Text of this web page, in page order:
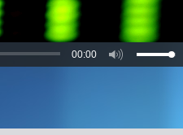
00:00